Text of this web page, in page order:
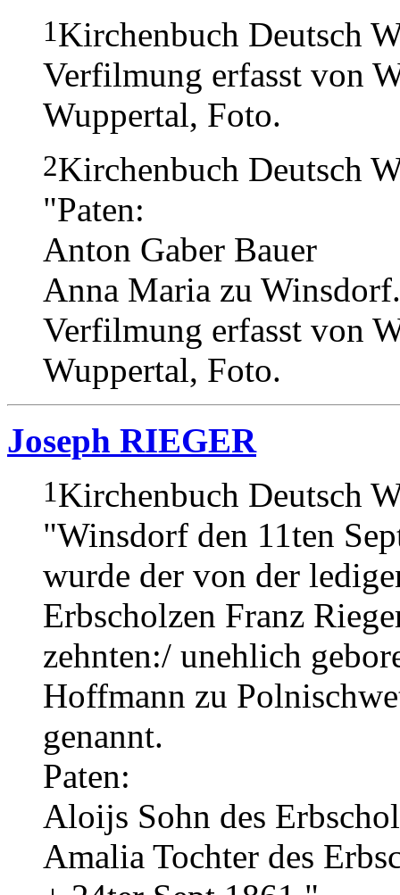
1Kirchenbuch Deutsch
Verfilmung erfasst von
Wuppertal, Foto.
2Kirchenbuch Deutsch
"Paten:
Anton Gaber Bauer
Anna Maria zu
Verfilmung erfasst von
Wuppertal, Foto.
Joseph RIEGER
1Kirchenbuch Deutsch
"Winsdorf den 11ten
wurde der von der
Erbscholzen Franz
zehnten:/ unehlich
Hoffmann zu
genannt.
Paten:
Aloijs Sohn des
Amalia Tochter des